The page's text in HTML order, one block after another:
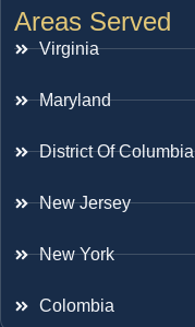
Areas Served
Virginia
Maryland
District Of Columbia
New Jersey
New York
Colombia